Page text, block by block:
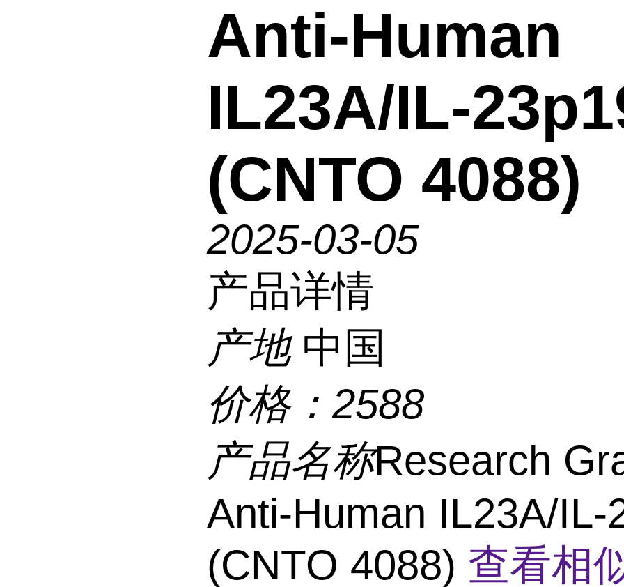
Anti-Human
IL23A/IL-
(CNTO 4088)
2025-03-05
产品详情
产地 中国
价格： 2588
产品名称Research
Anti-Human IL23A/IL-
(CNTO 4088) 查看相